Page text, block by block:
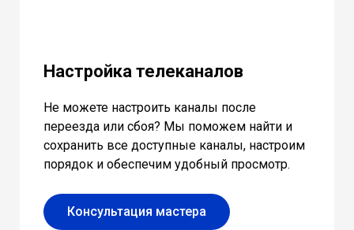
Настройка телеканалов
Не можете настроить каналы после
переезда или сбоя? Мы поможем найти и
сохранить все доступные каналы, настроим
порядок и обеспечим удобный просмотр.
Консультация мастера